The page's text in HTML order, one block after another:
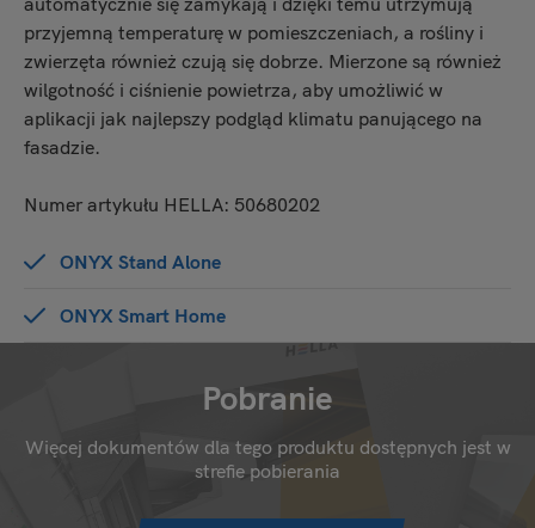
przyjemną temperaturę w pomieszczeniach, a rośliny i
zwierzęta również czują się dobrze. Mierzone są również
wilgotność i ciśnienie powietrza, aby umożliwić w
aplikacji jak najlepszy podgląd klimatu panującego na
fasadzie.
Numer artykułu HELLA: 50680202
ONYX Stand Alone
ONYX Smart Home
Pobranie
Więcej dokumentów dla tego produktu dostępnych jest w
strefie pobierania